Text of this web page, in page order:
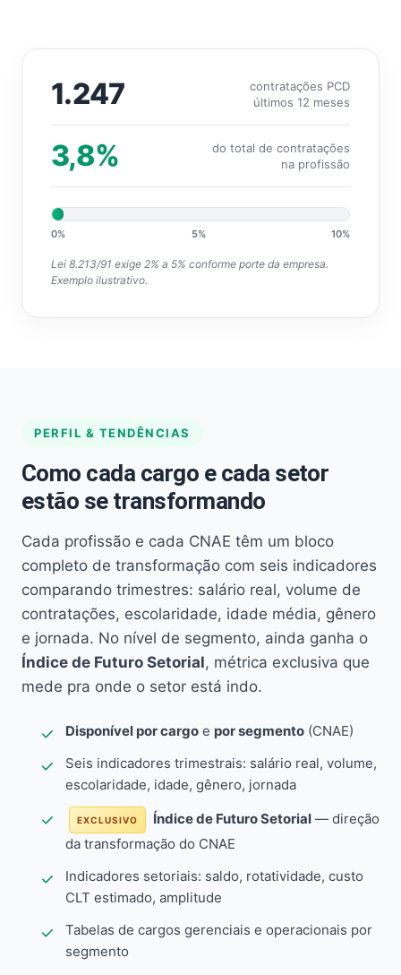
1.247
contratações PCD
últimos 12 meses
3,8%
do total de contratações
na profissão
0% 5% 10%
Lei 8.213/91 exige 2% a 5% conforme porte da empresa.
Exemplo ilustrativo.
PERFIL & TENDÊNCIAS
Como cada cargo e cada setor
estão se transformando
Cada profissão e cada CNAE têm um bloco
completo de transformação com seis indicadores
comparando trimestres: salário real, volume de
contratações, escolaridade, idade média, gênero
e jornada. No nível de segmento, ainda ganha o
Índice de Futuro Setorial, métrica exclusiva que
mede pra onde o setor está indo.
Disponível por cargo e por segmento (CNAE)
Seis indicadores trimestrais: salário real, volume,
escolaridade, idade, gênero, jornada
EXCLUSIVO Índice de Futuro Setorial — direção
da transformação do CNAE
Indicadores setoriais: saldo, rotatividade, custo
CLT estimado, amplitude
Tabelas de cargos gerenciais e operacionais por
segmento